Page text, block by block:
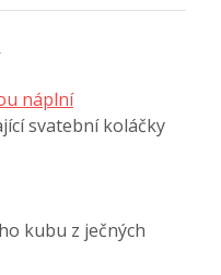
náplní
svatební koláčky
kubu z ječných